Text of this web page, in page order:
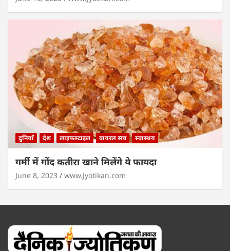
दुनियाँ देश लाइफस्टाइल वायरल सच स्वास्थय
गर्मी में गोंद कतीरा खाने मिलेंगे ये फायदा
June 8, 2023 www.Jyotikan.com